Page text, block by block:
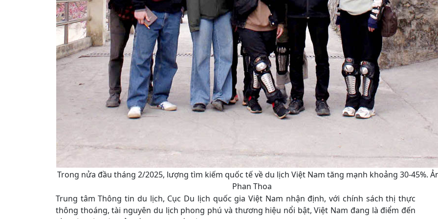
Trong nửa đầu tháng 2/2025, lượng tìm kiếm quốc tế về du lịch Việt Nam tăng mạnh khoảng 30-45%.
Phan Thoa
Trung tâm Thông tin du lịch, Cục Du lịch quốc gia Việt Nam nhận định, với chính sách thị thực
thông thoáng, tài nguyên du lịch phong phú và thương hiệu nổi bật, Việt Nam đang là điểm đến